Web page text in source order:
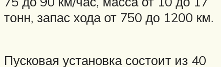
тонн, запас хода от 750 до 1200 км.
Пусковая установка состоит из 40